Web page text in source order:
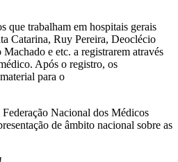
que trabalham em hospitais gerais
Catarina, Ruy Pereira, Deoclécio
e etc. a registrarem através
Após o registro, os
para o
Federação Nacional dos Médicos
de âmbito nacional sobre as